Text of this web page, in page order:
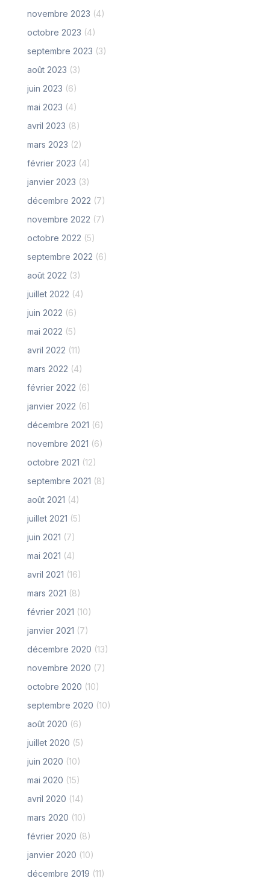
novembre 2023 (4)
octobre 2023 (4)
septembre 2023 (3)
août 2023 (3)
juin 2023 (6)
mai 2023 (4)
avril 2023 (8)
mars 2023 (2)
février 2023 (4)
janvier 2023 (3)
décembre 2022 (7)
novembre 2022 (7)
octobre 2022 (5)
septembre 2022 (6)
août 2022 (3)
juillet 2022 (4)
juin 2022 (6)
mai 2022 (5)
avril 2022 (11)
mars 2022 (4)
février 2022 (6)
janvier 2022 (6)
décembre 2021 (6)
novembre 2021 (6)
octobre 2021 (12)
septembre 2021 (8)
août 2021 (4)
juillet 2021 (5)
juin 2021 (7)
mai 2021 (4)
avril 2021 (16)
mars 2021 (8)
février 2021 (10)
janvier 2021 (7)
décembre 2020 (13)
novembre 2020 (7)
octobre 2020 (10)
septembre 2020 (10)
août 2020 (6)
juillet 2020 (5)
juin 2020 (10)
mai 2020 (15)
avril 2020 (14)
mars 2020 (10)
février 2020 (8)
janvier 2020 (10)
décembre 2019 (11)